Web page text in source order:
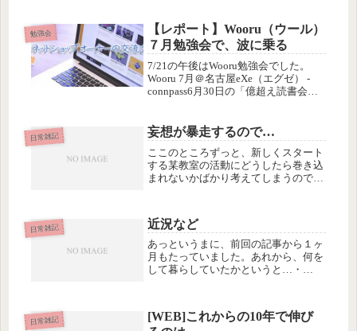
ワクワクすることが、家でひとりでで
きることだっていう場合もある。引き
こ...
勉強会
【レポート】Wooru（ウール）
７月勉強会で、波に乗る
7/21の午後はWooru勉強会でした。
Wooru 7月＠名古屋eXe（エグゼ） -
connpass6月30日の「億超え読書会」
るという内容。全員が前回書いた自分
の過去か...
日常雑記 妄想が暴走するので…
ここのところずっと、新しくスタート
する某教室の活動にどうしたら巻き込
まれないかばかり考えてしまうのです
メンバーが集まる同窓会でみんなに取
り囲まれて「どうして○○さんをサポ
ー...
日常雑記 近況など
あっというまに、前回の記事から１ヶ
月もたっていました。あれから、何を
して暮らしていたかというと…・
で見始めたら、最後まで続けて見てし
まったとか。（意外に面白くて...
日常雑記
[WEB]これからの10年で伸び